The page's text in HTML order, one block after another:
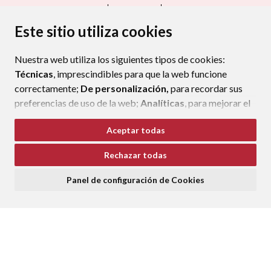
Este sitio utiliza cookies
Nuestra web utiliza los siguientes tipos de cookies:
Técnicas, imprescindibles para que la web funcione
correctamente; De personalización, para recordar sus
preferencias de uso de la web; Analíticas, para mejorar el
funcionamiento de la web y sus servicios.
Si acepta pulsando el botón“Aceptar todas”
consideramos que acepta su uso. Si pulsa el botón
ninguna acción, se guardarán las cookies técnicas
Aceptar todas
Rechazar todas
Panel de configuración de Cookies
PROTECCIÓN DE DATOS
POLÍTICA DE COOKIES